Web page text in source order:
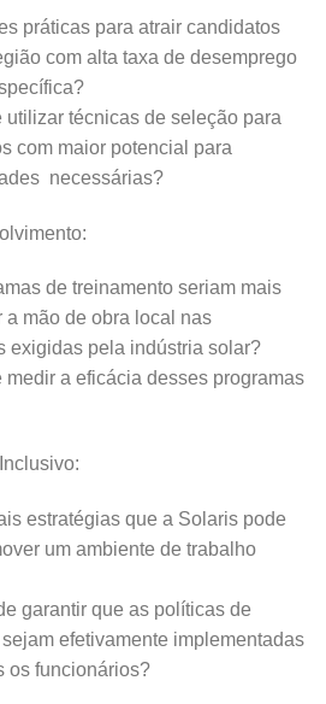
práticas para atrair candidatos
com alta taxa de desemprego
técnicas de seleção para
com maior potencial para
necessárias?
de treinamento seriam mais
mão de obra local nas
exigidas pela indústria solar?
a eficácia desses programas
estratégias que a Solaris pode
um ambiente de trabalho
garantir que as políticas de
efetivamente implementadas
os funcionários?